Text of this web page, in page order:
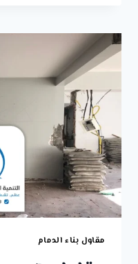
مقاول بناء الدمام